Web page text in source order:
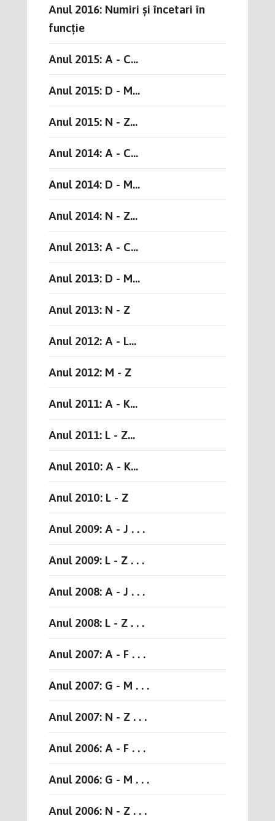
Anul 2016: Numiri și încetari în
funcție
Anul 2015: A - C...
Anul 2015: D - M...
Anul 2015: N - Z...
Anul 2014: A - C...
Anul 2014: D - M...
Anul 2014: N - Z...
Anul 2013: A - C...
Anul 2013: D - M...
Anul 2013: N - Z
Anul 2012: A - L...
Anul 2012: M - Z
Anul 2011: A - K...
Anul 2011: L - Z...
Anul 2010: A - K...
Anul 2010: L - Z
Anul 2009: A - J . . .
Anul 2009: L - Z . . .
Anul 2008: A - J . . .
Anul 2008: L - Z . . .
Anul 2007: A - F . . .
Anul 2007: G - M . . .
Anul 2007: N - Z . . .
Anul 2006: A - F . . .
Anul 2006: G - M . . .
Anul 2006: N - Z . . .